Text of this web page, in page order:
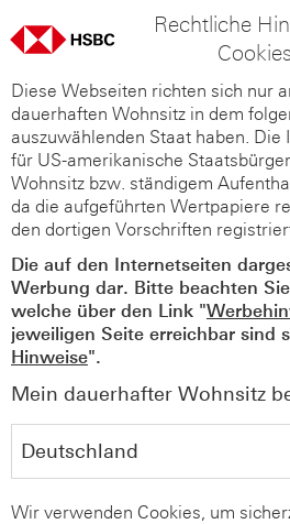
Rechtliche
Cookies
Diese Webseiten richten sich nur
dauerhaften Wohnsitz in dem
auszuwählenden Staat haben.
für US-amerikanische
Wohnsitz bzw. ständigem
da die aufgeführten Wertpapiere
den dortigen Vorschriften
Die auf den Internetseiten
Werbung dar. Bitte beachten
welche über den Link "
jeweiligen Seite erreichbar sind
Hinweise".
Mein dauerhafter Wohnsitz
Wir verwenden Cookies, um